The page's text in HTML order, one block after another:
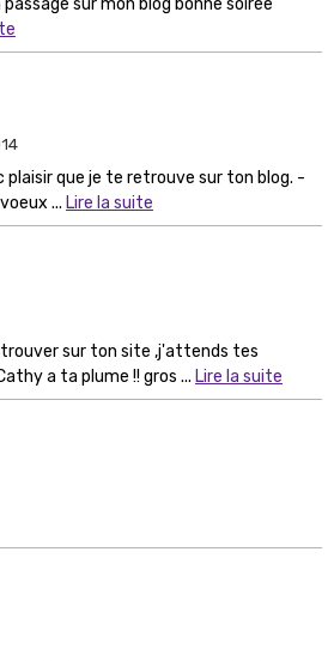
plaisir que je te retrouve sur ton blog. -
... Lire la suite
sur ton site ,j'attends tes
a ta plume !! gros ... Lire la suite